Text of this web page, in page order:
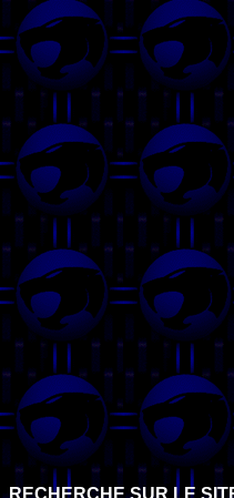
RECHERCHE SUR LE